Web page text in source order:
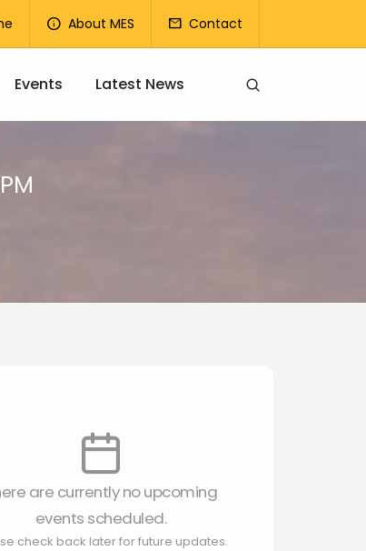
Menu
info About MES mail Contact
Events Latest News
are currently no upcoming
events scheduled.
check back later for future updates.